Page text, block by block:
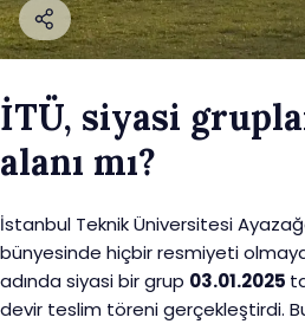
İTÜ, siyasi
alanı mı?
İstanbul Teknik Üniversitesi
bünyesinde hiçbir resmiyeti
adında siyasi bir grup 03.01.2025
devir teslim töreni gerçekleştirdi.